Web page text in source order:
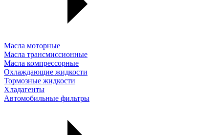
Масла моторные
Масла трансмиссионные
Масла компрессорные
Охлаждающие жидкости
Тормозные жидкости
Хладагенты
Автомобильные фильтры